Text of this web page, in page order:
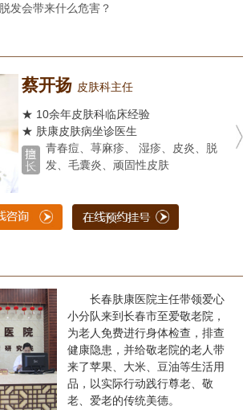
脱发会带来什么危害？
蔡开扬 皮肤科主任
★ 10余年皮肤科临床经验
★ 肤康皮肤病坐诊医生
青春痘、荨麻疹、 湿疹、皮炎、脱
发、毛囊炎、顽固性皮肤
长春肤康医院主任带领爱心
小分队来到长春市至爱敬老院，
为老人免费进行身体检查，排查
健康隐患，并给敬老院的老人带
来了苹果、大米、豆油等生活用
品，以实际行动践行尊老、敬
老、爱老的传统美德。